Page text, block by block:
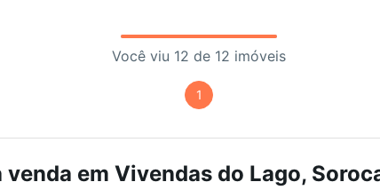
Você viu 12 de 12 imóveis
1
em Vivendas do Lago,